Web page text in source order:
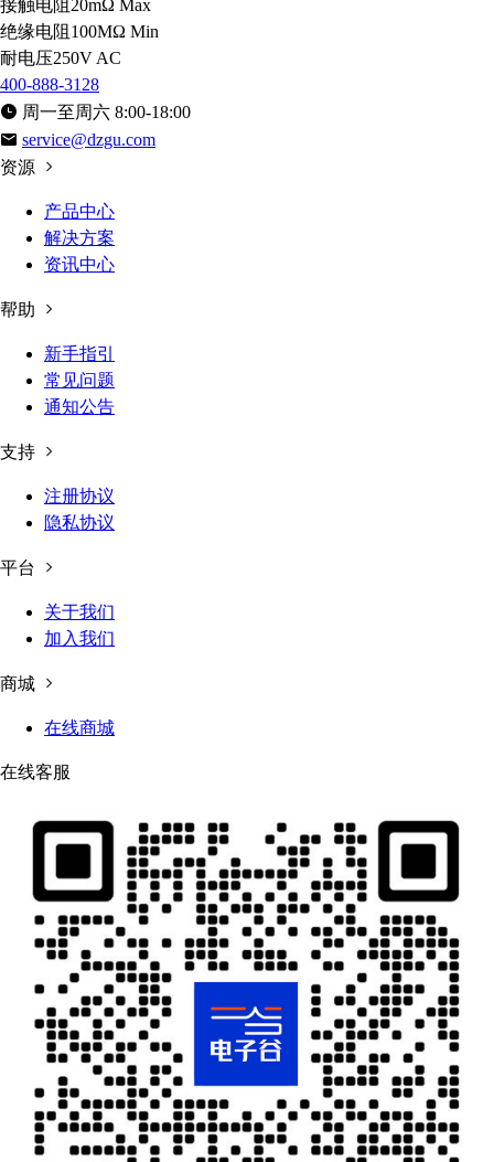
接触电阻 20mΩ Max
绝缘电阻 100MΩ Min
耐电压250V AC
400-888-3128
周一至周六 8:00-18:00
service@dzgu.com
资源
产品中心
解决方案
资讯中心
帮助
新手指引
常见问题
通知公告
支持
注册协议
隐私协议
平台
关于我们
加入我们
商城
在线商城
在线客服